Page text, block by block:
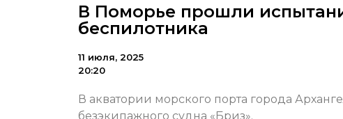
В Поморье прошли
беспилотника
11 июля, 2025
20:20
В акватории морского порта города
безэкипажного судна «Бриз».